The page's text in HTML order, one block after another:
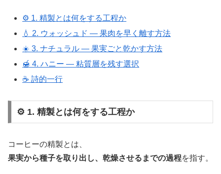
⚙️ 1. 精製とは何をする工程か
💧 2. ウォッシュド ― 果肉を早く離す方法
☀️ 3. ナチュラル ― 果実ごと乾かす方法
🍯 4. ハニー ― 粘質層を残す選択
☕ 詩的一行
⚙️ 1. 精製とは何をする工程か
コーヒーの精製とは、
果実から種子を取り出し、乾燥させるまでの過程を指す。